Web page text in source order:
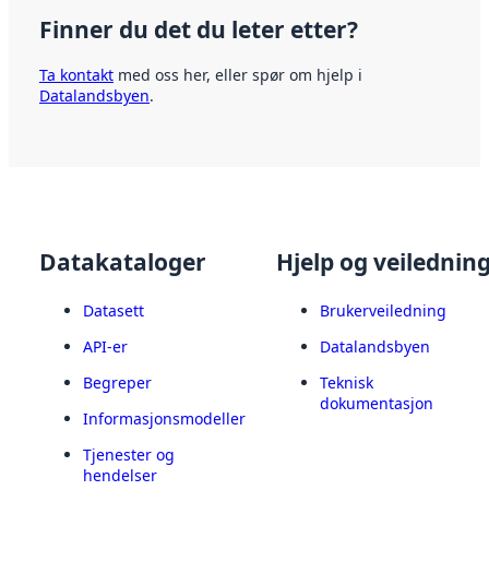
Finner du det du leter etter?
Ta kontakt med oss her, eller spør om hjelp i
Datalandsbyen.
Datakataloger
Datasett
API-er
Begreper
Informasjonsmodeller
Tjenester og
hendelser
Hjelp og
Brukerveiledning
Datalandsbyen
Teknisk
dokumentasjon